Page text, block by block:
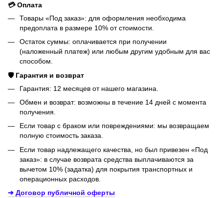
💳 Оплата
Товары «Под заказ»: для оформления необходима
предоплата в размере 10% от стоимости.
Остаток суммы: оплачивается при получении
(наложенный платеж) или любым другим удобным для вас
способом.
🛡️ Гарантия и возврат
Гарантия: 12 месяцев от нашего магазина.
Обмен и возврат: возможны в течение 14 дней с момента
получения.
Если товар с браком или повреждениями: мы возвращаем
полную стоимость заказа.
Если товар надлежащего качества, но был привезен «Под
заказ»: в случае возврата средства выплачиваются за
вычетом 10% (задатка) для покрытия транспортных и
операционных расходов.
➔ Договор публичной оферты